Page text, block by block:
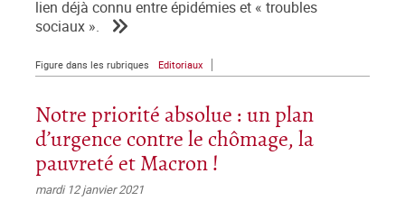
lien déjà connu entre épidémies et « troubles
sociaux ».
Figure dans les rubriques Editoriaux
Notre priorité absolue : un plan
d’urgence contre le chômage, la
pauvreté et Macron !
mardi 12 janvier 2021